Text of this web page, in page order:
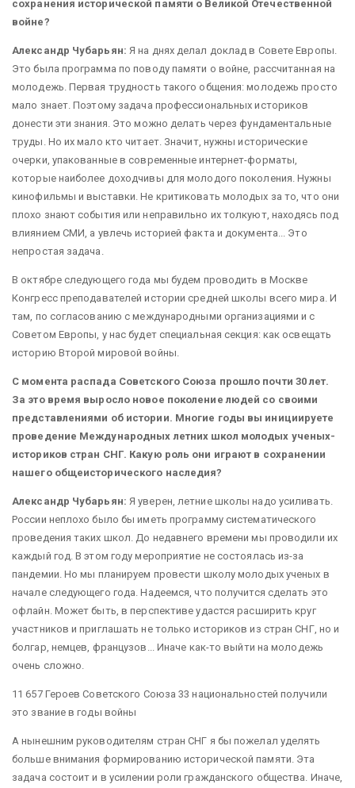
сохранения исторической памяти о Великой Отечественной
войне?
Александр Чубарьян: Я на днях делал доклад в Совете Европы.
Это была программа по поводу памяти о войне, рассчитанная на
молодежь. Первая трудность такого общения: молодежь просто
мало знает. Поэтому задача профессиональных историков
донести эти знания. Это можно делать через фундаментальные
труды. Но их мало кто читает. Значит, нужны исторические
очерки, упакованные в современные интернет-форматы,
которые наиболее доходчивы для молодого поколения. Нужны
кинофильмы и выставки. Не критиковать молодых за то, что они
плохо знают события или неправильно их толкуют, находясь под
влиянием СМИ, а увлечь историей факта и документа... Это
непростая задача.
В октябре следующего года мы будем проводить в Москве
Конгресс преподавателей истории средней школы всего мира. И
там, по согласованию с международными организациями и с
Советом Европы, у нас будет специальная секция: как освещать
историю Второй мировой войны.
С момента распада Советского Союза прошло почти 30 лет.
За это время выросло новое поколение людей со своими
представлениями об истории. Многие годы вы инициируете
проведение Международных летних школ молодых ученых-
историков стран СНГ. Какую роль они играют в сохранении
нашего общеисторического наследия?
Александр Чубарьян: Я уверен, летние школы надо усиливать.
России неплохо было бы иметь программу систематического
проведения таких школ. До недавнего времени мы проводили их
каждый год. В этом году мероприятие не состоялась из-за
пандемии. Но мы планируем провести школу молодых ученых в
начале следующего года. Надеемся, что получится сделать это
офлайн. Может быть, в перспективе удастся расширить круг
участников и приглашать не только историков из стран СНГ, но и
болгар, немцев, французов... Иначе как-то выйти на молодежь
очень сложно.
11 657 Героев Советского Союза 33 национальностей получили
это звание в годы войны
А нынешним руководителям стран СНГ я бы пожелал уделять
больше внимания формированию исторической памяти. Эта
задача состоит и в усилении роли гражданского общества. Иначе,